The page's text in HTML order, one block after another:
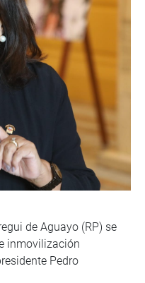
de Aguayo (RP) se
inmovilización
Pedro